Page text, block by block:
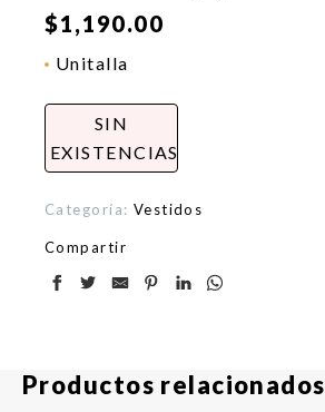
$1,190.00
Unitalla
SIN
EXISTENCIAS
Categoría: Vestidos
Compartir
Productos relacionados